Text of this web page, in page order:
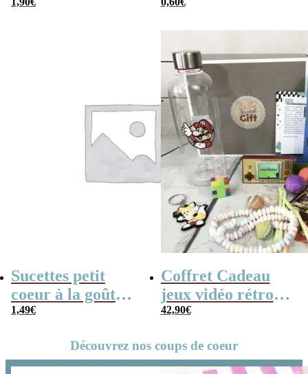
80
Sucettes petit
coeur à la goût
cerise x5
1,49€
Coffret Cadeau
jeux vidéo rétro
(avec sa console de
42,90€
Découvrez nos coups de coeur